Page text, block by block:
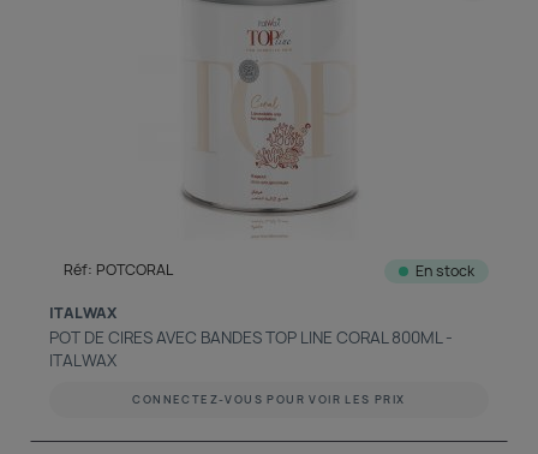
Réf: POTCORAL En stock
ITALWAX
POT DE CIRES AVEC BANDES TOP LINE CORAL 800ML -
ITALWAX
CONNECTEZ-VOUS POUR VOIR LES PRIX